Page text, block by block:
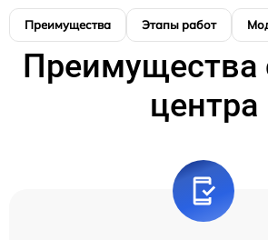
Преимущества Этапы работ
Преимущества
центра